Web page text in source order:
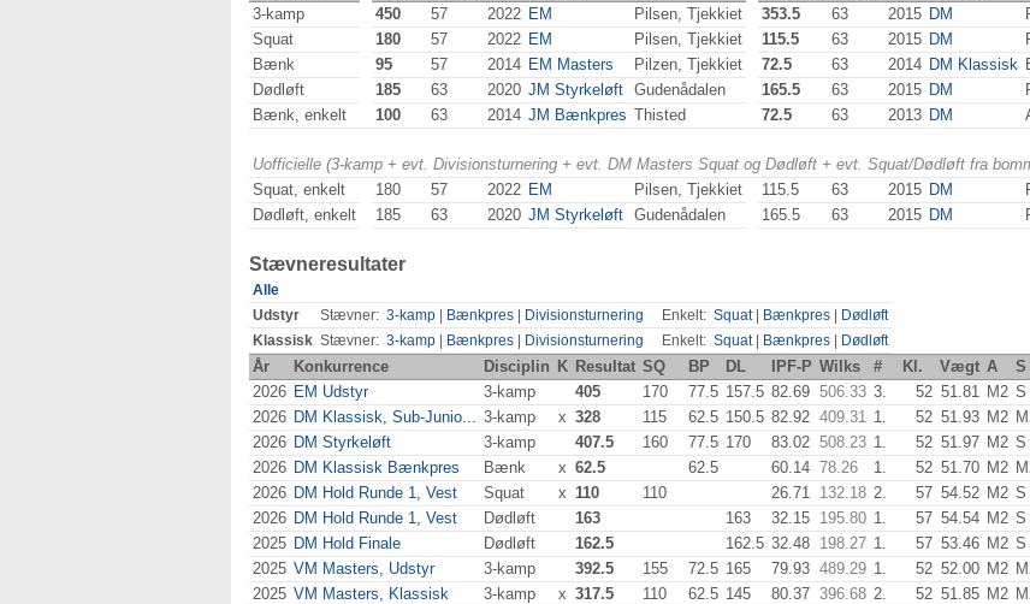
3-kamp
450 57 2022 EM Pilsen, Tjekkiet 353.5 63 2015 DM
Squat
180 57 2022 EM Pilsen, Tjekkiet 115.5 63 2015 DM
Bænk
95 57 2014 EM Masters Pilzen, Tjekkiet 72.5 63 2014 DM Klassisk
Dødløft
185 63 2020 JM Styrkeløft Gudenådalen 165.5 63 2015 DM
Bænk, enkelt
100 63 2014 JM Bænkpres Thisted 72.5 63 2013 DM
Uofficielle (3-kamp + evt. Divisionsturnering + evt. DM Masters Squat og Dødløft + evt. Squat/Dødløft fra
Squat, enkelt
180 57 2022 EM Pilsen, Tjekkiet 115.5 63 2015 DM
Dødløft, enkelt
185 63 2020 JM Styrkeløft Gudenådalen 165.5 63 2015 DM
Stævneresultater
Alle
Udstyr
Stævner: 3-kamp Bænkpres Divisionsturnering Enkelt: Squat| Bænkpres
Dødløft
Klassisk Stævner: 3-kamp Bænkpres Divisionsturnering Enkelt: Squat| Bænkpres Dødløft
År Konkurrence Disciplin K Resultat SQ BP DL IPF-P Wilks # Kl. Vægt A S
2026 EM Udstyr 3-kamp 405 170 77.5 157.5 82.69 506.33 3. 52 51.81 M2 S
2026 DM Klassisk, Sub-Junio... 3-kamp x 328 115 62.5 150.5 82.92 409.31 1. 52 51.93 M2
2026 DM Styrkeløft 3-kamp 407.5 160 77.5 170 83.02 508.23 1. 52 51.97 M2 S
2026 DM Klassisk Bænkpres Bænk x 62.5 62.5 60.14 78.26 1. 52 51.70 M2
2026 DM Hold Runde 1, Vest Squat x 110 110 26.71 132.18 2. 57 54.52 M2 S
2026 DM Hold Runde 1, Vest Dødløft 163 163 32.15 195.80 1. 57 54.54 M2 S
2025 DM Hold Finale Dødløft 162.5 162.5 32.48 198.27 1. 57 53.46 M2 S
2025 VM Masters, Udstyr 3-kamp 392.5 155 72.5 165 79.93 489.29 1. 52 52.00 M2
2025 VM Masters, Klassisk 3-kamp x 317.5 110 62.5 145 80.37 396.68 2. 52 51.85 M2